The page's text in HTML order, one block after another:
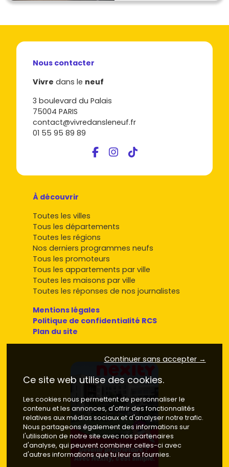
Nous contacter
Vivre dans le neuf
3 boulevard du Palais
75004 PARIS
contact@vivredansleneuf.fr
01 55 95 89 89
À découvrir
Toutes les villes
Tous les départements
Toutes les régions
Nos derniers programmes neufs
Tous les promoteurs
Tous les appartements par ville
Toutes les maisons par ville
Toutes les réponses de nos journalistes
Mentions légales
Politique de confidentialité RCS
Plan du site
Continuer sans accepter →
Ce site web utilise des cookies.
Les cookies nous permettent de personnaliser le
contenu et les annonces, d'offrir des fonctionnalités
relatives aux médias sociaux et d'analyser notre trafic.
Nous partageons également des informations sur
l'utilisation de notre site avec nos partenaires
d'analyse, qui peuvent combiner celles-ci avec
d'autres informations que tu leur as fournies.